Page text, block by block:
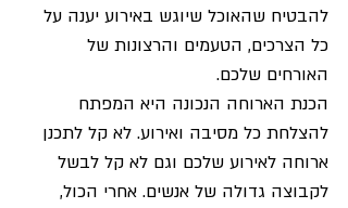
להבטיח שהאוכל שיוגש באירוע יענה על
כל הצרכים, הטעמים והרצונות של
האורחים שלכם.
הכנת הארוחה הנכונה היא המפתח
להצלחת כל מסיבה ואירוע. לא קל לתכנן
ארוחה לאירוע שלכם וגם לא קל לבשל
לקבוצה גדולה של אנשים. אחרי הכול,